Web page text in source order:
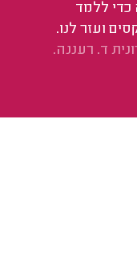
כדי ללמד
ועזר לנו.
ד. רעננה.